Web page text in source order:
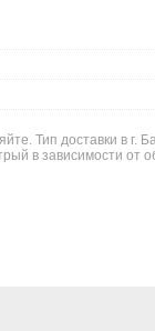
Тип доставки в
в зависимости от